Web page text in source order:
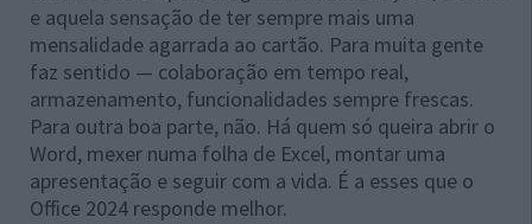
e aquela sensação de ter sempre mais uma
mensalidade agarrada ao cartão. Para muita gente
faz sentido — colaboração em tempo real,
armazenamento, funcionalidades sempre frescas.
Para outra boa parte, não. Há quem só queira abrir o
Word, mexer numa folha de Excel, montar uma
apresentação e seguir com a vida. É a esses que o
Office 2024 responde melhor.